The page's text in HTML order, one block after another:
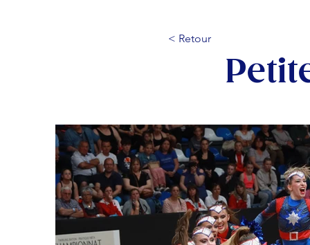
< Retour